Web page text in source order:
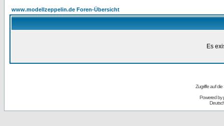
www.modellzeppelin.de Foren-Übersicht
Es
Zugriffe auf
Powered by